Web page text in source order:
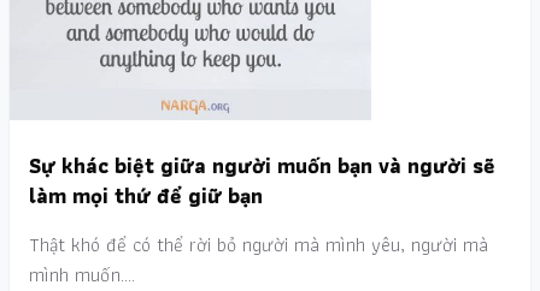
Sự khác biệt giữa người muốn bạn và người sẽ
làm mọi thứ để giữ bạn
Thật khó để có thể rời bỏ người mà mình yêu, người mà
mình muốn.…